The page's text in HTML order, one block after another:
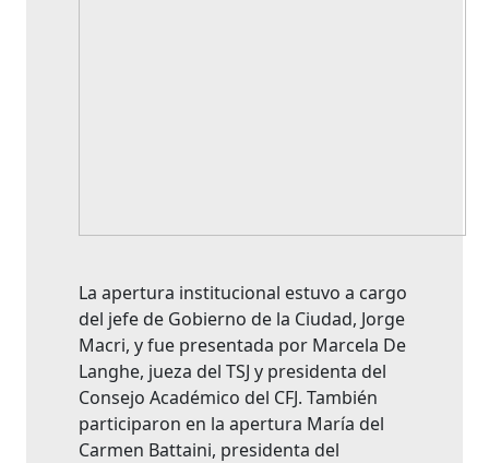
La apertura institucional estuvo a cargo
del jefe de Gobierno de la Ciudad, Jorge
Macri, y fue presentada por Marcela De
Langhe, jueza del TSJ y presidenta del
Consejo Académico del CFJ. También
participaron en la apertura María del
Carmen Battaini, presidenta del